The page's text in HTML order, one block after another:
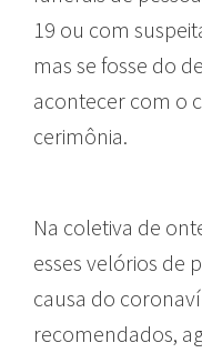
19 ou com
mas se fosse do
acontecer com o
cerimônia.
Na coletiva de
esses velórios de
causa do
recomendados,